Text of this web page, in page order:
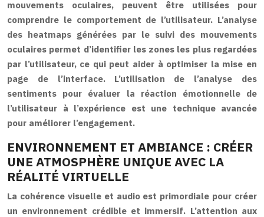
mouvements oculaires, peuvent être utilisées pour
comprendre le comportement de l’utilisateur. L’analyse
des heatmaps générées par le suivi des mouvements
oculaires permet d’identifier les zones les plus regardées
par l’utilisateur, ce qui peut aider à optimiser la mise en
page de l’interface. L’utilisation de l’analyse des
sentiments pour évaluer la réaction émotionnelle de
l’utilisateur à l’expérience est une technique avancée
pour améliorer l’engagement.
ENVIRONNEMENT ET AMBIANCE : CRÉER
UNE ATMOSPHÈRE UNIQUE AVEC LA
RÉALITÉ VIRTUELLE
La cohérence visuelle et audio est primordiale pour créer
un environnement crédible et immersif. L’attention aux